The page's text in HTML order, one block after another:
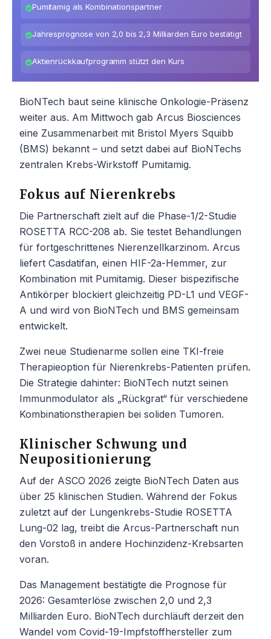
Pumitamig als Kombinationspartner
Jahresprognose von 2,0 bis 2,3 Milliarden Euro bestätigt
Aktienrückkaufprogramm stützt den Kurs
BioNTech baut seine klinische Onkologie-Präsenz
weiter aus. Am Mittwoch gab Arcus Biosciences
eine Zusammenarbeit mit Bristol Myers Squibb
(BMS) bekannt – und setzt dabei auf BioNTechs
zentralen Krebs-Wirkstoff Pumitamig.
Fokus auf Nierenkrebs
Die Partnerschaft zielt auf die Phase-1/2-Studie
ROSETTA RCC-208 ab. Sie testet Behandlungen
für fortgeschrittenes Nierenzellkarzinom. Arcus
liefert Casdatifan, einen HIF-2a-Hemmer, zur
Kombination mit Pumitamig. Dieser bispezifische
Antikörper blockiert gleichzeitig PD-L1 und VEGF-
A und wird von BioNTech und BMS gemeinsam
entwickelt.
Zwei neue Studienarme sollen eine TKI-freie
Therapieoption für Nierenkrebs-Patienten prüfen.
Die Strategie dahinter: BioNTech nutzt seinen
Immunmodulator als „Rückgrat“ für verschiedene
Kombinationstherapien bei soliden Tumoren.
Klinischer Schwung und
Neupositionierung
Auf der ASCO 2026 zeigte BioNTech Daten aus
über 25 klinischen Studien. Während der Fokus
zuletzt auf der Lungenkrebs-Studie ROSETTA
Lung-02 lag, treibt die Arcus-Partnerschaft nun
den Vorstoß in andere Hochinzidenz-Krebsarten
voran.
Das Management bestätigte die Prognose für
2026: Gesamterlöse zwischen 2,0 und 2,3
Milliarden Euro. BioNTech durchläuft derzeit den
Wandel vom Covid-19-Impfstoffhersteller zum